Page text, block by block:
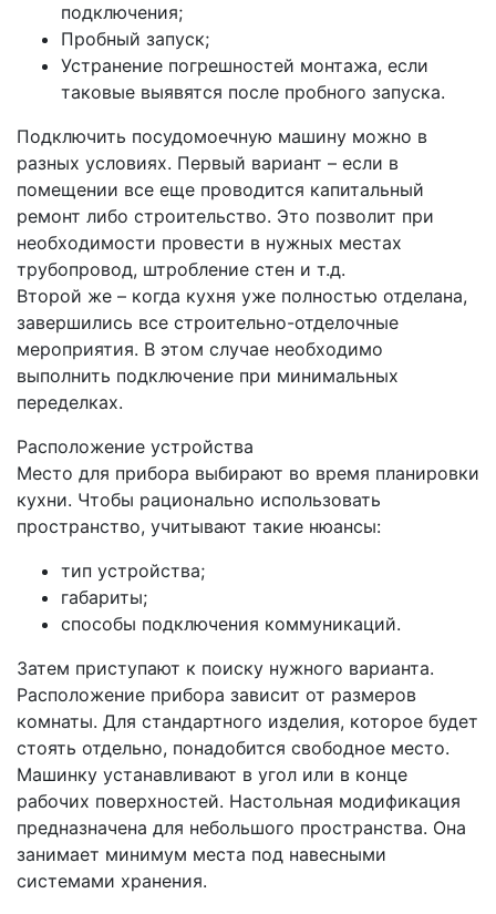
подключения;
Пробный запуск;
Устранение погрешностей монтажа, если
таковые выявятся после пробного запуска.
Подключить посудомоечную машину можно в
разных условиях. Первый вариант – если в
помещении все еще проводится капитальный
ремонт либо строительство. Это позволит при
необходимости провести в нужных местах
трубопровод, штробление стен и т.д.
Второй же – когда кухня уже полностью отделана,
завершились все строительно-отделочные
мероприятия. В этом случае необходимо
выполнить подключение при минимальных
переделках.
Расположение устройства
Место для прибора выбирают во время планировки
кухни. Чтобы рационально использовать
пространство, учитывают такие нюансы:
тип устройства;
габариты;
способы подключения коммуникаций.
Затем приступают к поиску нужного варианта.
Расположение прибора зависит от размеров
комнаты. Для стандартного изделия, которое будет
стоять отдельно, понадобится свободное место.
Машинку устанавливают в угол или в конце
рабочих поверхностей. Настольная модификация
предназначена для небольшого пространства. Она
занимает минимум места под навесными
системами хранения.